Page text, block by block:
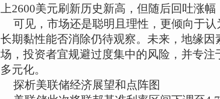
上2600美元刷新历史新高，但随后回吐涨
可见，市场还是聪明且理性，更倾向于
长期黏性能否消除仍待观察。未来，地缘
场，投资者宜规避过度集中的风险，并专
多元化。
探析美联储经济展望和点阵图